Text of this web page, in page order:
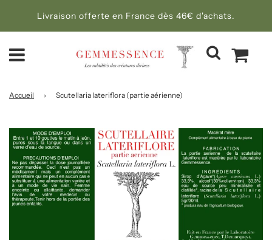
Livraison offerte en France dès 46€ d'achats.
Accueil › Scutellaria lateriflora (partie aérienne)